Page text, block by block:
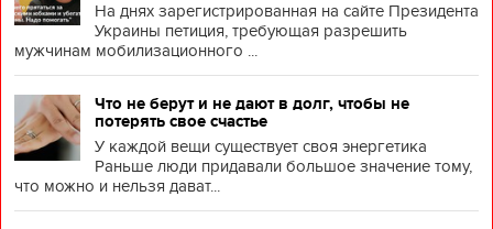
На днях зарегистрированная на сайте Президента
Украины петиция, требующая разрешить
мужчинам мобилизационного ...
Что не берут и не дают в долг, чтобы не
потерять свое счастье
У каждой вещи существует своя энергетика
Раньше люди придавали большое значение тому,
что можно и нельзя дават...